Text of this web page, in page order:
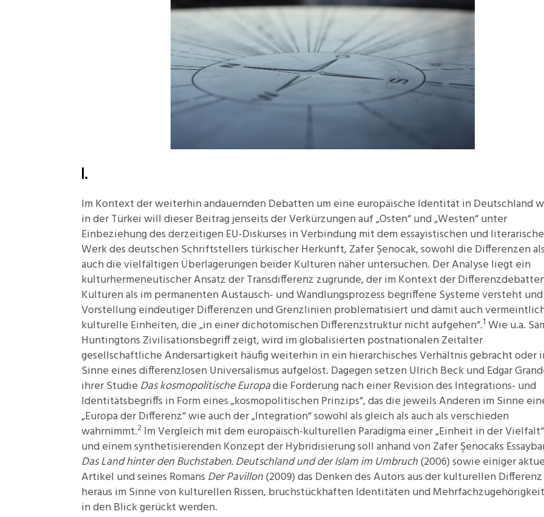
I.
Im Kontext der weiterhin andauernden Debatten um eine europäische Identität in Deutschland
in der Türkei will dieser Beitrag jenseits der Verkürzungen auf „Osten“ und „Westen“ unter
Einbeziehung des derzeitigen EU-Diskurses in Verbindung mit dem essayistischen und
Werk des deutschen Schriftstellers türkischer Herkunft, Zafer Şenocak, sowohl die Differenzen als
auch die vielfältigen Überlagerungen beider Kulturen näher untersuchen. Der Analyse liegt ein
kulturhermeneutischer Ansatz der Transdifferenz zugrunde, der im Kontext der
Kulturen als im permanenten Austausch- und Wandlungsprozess begriffene Systeme versteht
Vorstellung eindeutiger Differenzen und Grenzlinien problematisiert und damit auch
kulturelle Einheiten, die „in einer dichotomischen Differenzstruktur nicht aufgehen“.1 Wie u.a.
Huntingtons Zivilisationsbegriff zeigt, wird im globalisierten postnationalen Zeitalter
gesellschaftliche Andersartigkeit häufig weiterhin in ein hierarchisches Verhältnis gebracht oder
Sinne eines differenzlosen Universalismus aufgelöst. Dagegen setzen Ulrich Beck und Edgar
ihrer Studie Das kosmopolitische Europadie Forderung nach einer Revision des Integrations- und
Identitätsbegriffs in Form eines „kosmopolitischen Prinzips“, das die jeweils Anderen im Sinne
„Europa der Differenz“ wie auch der „Integration“ sowohl als gleich als auch als verschieden
wahrnimmt.2 Im Vergleich mit dem europäisch-kulturellen Paradigma einer „Einheit in der Vielfalt“
und einem synthetisierenden Konzept der Hybridisierung soll anhand von Zafer Şenocaks
Das Land hinter den Buchstaben. Deutschland und der Islam im Umbruch(2006) sowie einiger
Artikel und seines Romans Der Pavillon(2009) das Denken des Autors aus der kulturellen Differenz
heraus im Sinne von kulturellen Rissen, bruchstückhaften Identitäten und
in den Blick gerückt werden.